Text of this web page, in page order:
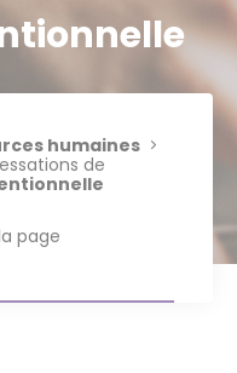
humaines
de
page